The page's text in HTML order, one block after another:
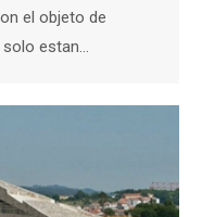
el objeto de
solo estan…